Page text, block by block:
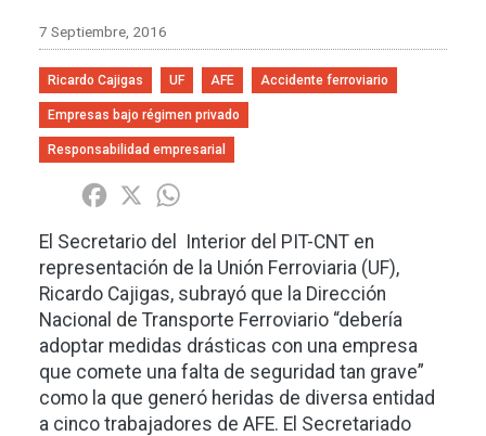
7 Septiembre, 2016
Ricardo Cajigas UF AFE Accidente ferroviario
Empresas bajo régimen privado
Responsabilidad empresarial
Share Facebook
X
El Secretario del Interior del PIT-CNT en
representación de la Unión Ferroviaria (UF),
Ricardo Cajigas, subrayó que la Dirección
Nacional de Transporte Ferroviario “debería
adoptar medidas drásticas con una empresa
que comete una falta de seguridad tan grave”
como la que generó heridas de diversa entidad
a cinco trabajadores de AFE. El Secretariado